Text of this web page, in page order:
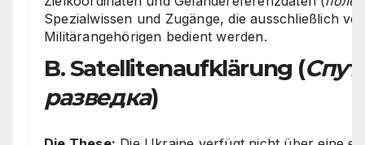
Spezialwissen und Zugänge, die ausschließlich
Militärangehörigen bedient werden.
B. Satellitenaufklärung (
разведка)